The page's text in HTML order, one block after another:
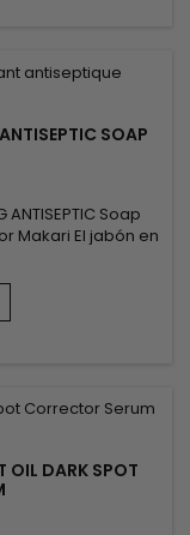
SOAP
ANTISEPTIC Soap
Makari El jabón en
elimina
una alternativa
mejora la textura
impecable y
OIL DARK SPOT